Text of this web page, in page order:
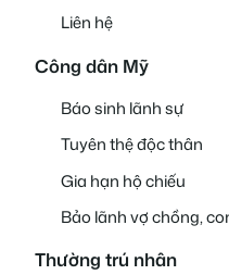
Liên hệ
Công dân Mỹ
Báo sinh lãnh sự
Tuyên thệ độc thân
Gia hạn hộ chiếu
Bảo lãnh vợ chồng,
Thường trú nhân